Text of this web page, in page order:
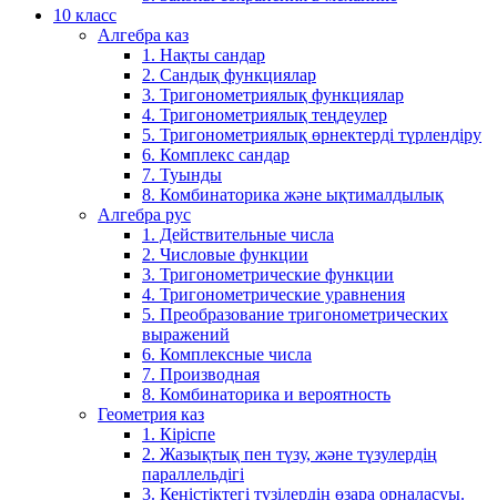
10 класс
Алгебра каз
1. Нақты сандар
2. Сандық функциялар
3. Тригонометриялық функциялар
4. Тригонометриялық теңдеулер
5. Тригонометриялық өрнектерді түрлендіру
6. Комплекс сандар
7. Туынды
8. Комбинаторика және ықтималдылық
Алгебра рус
1. Действительные числа
2. Числовые функции
3. Тригонометрические функции
4. Тригонометрические уравнения
5. Преобразование тригонометрических
выражений
6. Комплексные числа
7. Производная
8. Комбинаторика и вероятность
Геометрия каз
1. Кіріспе
2. Жазықтық пен түзу, және түзулердің
параллельдігі
3. Кеңістіктегі түзілердің өзара орналасуы.